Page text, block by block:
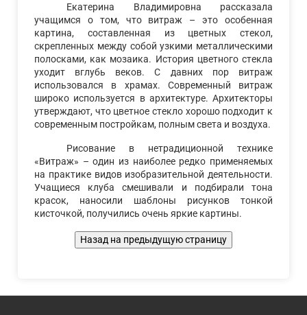
Екатерина Владимировна рассказала
учащимся о том, что витраж – это особенная
картина, составленная из цветных стекол,
скрепленных между собой узкими металлическими
полосками, как мозаика. История цветного стекла
уходит вглубь веков. С давних пор витраж
использовался в храмах. Современный витраж
широко используется в архитектуре. Архитекторы
утверждают, что цветное стекло хорошо подходит к
современным постройкам, полным света и воздуха.
Рисование в нетрадиционной технике
«Витраж» – один из наиболее редко применяемых
на практике видов изобразительной деятельности.
Учащиеся клуба смешивали и подбирали тона
красок, наносили шаблоны рисунков тонкой
кисточкой, получились очень яркие картины.